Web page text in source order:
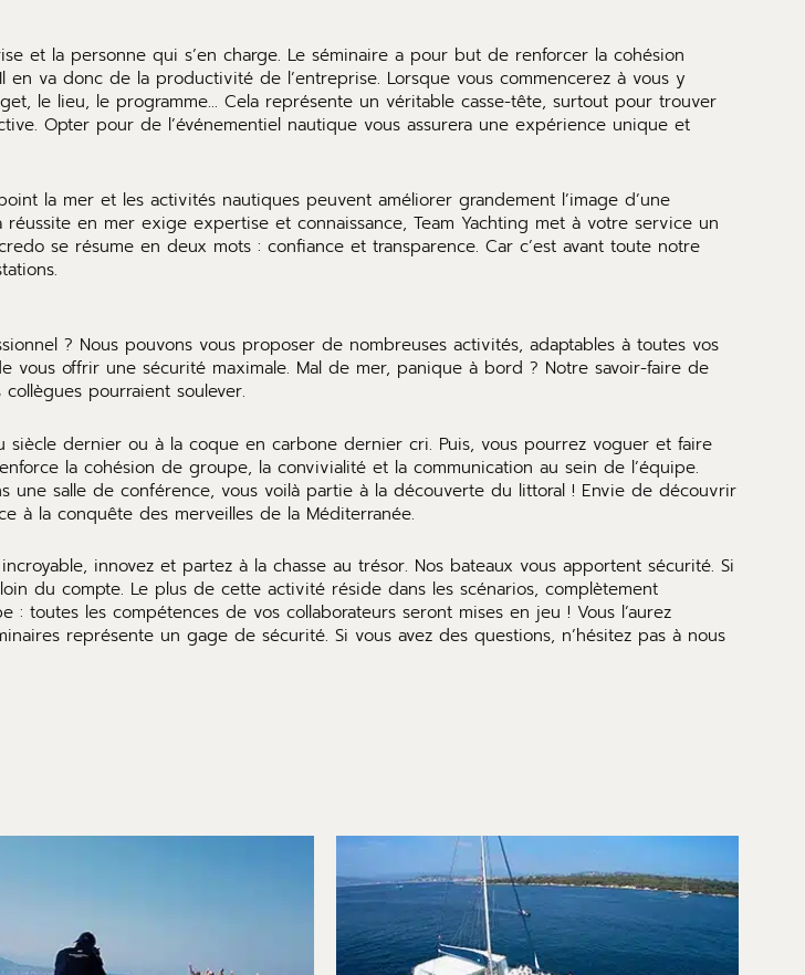
et la personne qui s’en charge. Le séminaire a pour but de renforcer la cohésion
va donc de la productivité de l’entreprise. Lorsque vous commencerez à vous y
le lieu, le programme… Cela représente un véritable casse-tête, surtout pour trouver
Opter pour de l’événementiel nautique vous assurera une expérience unique et
la mer et les activités nautiques peuvent améliorer grandement l’image d’une
en mer exige expertise et connaissance, Team Yachting met à votre service un
se résume en deux mots : confiance et transparence. Car c’est avant toute notre
? Nous pouvons vous proposer de nombreuses activités, adaptables à toutes vos
offrir une sécurité maximale. Mal de mer, panique à bord ? Notre savoir-faire de
pourraient soulever.
dernier ou à la coque en carbone dernier cri. Puis, vous pourrez voguer et faire
la cohésion de groupe, la convivialité et la communication au sein de l’équipe.
une salle de conférence, vous voilà partie à la découverte du littoral ! Envie de découvrir
à la conquête des merveilles de la Méditerranée.
innovez et partez à la chasse au trésor. Nos bateaux vous apportent sécurité. Si
du compte. Le plus de cette activité réside dans les scénarios, complètement
toutes les compétences de vos collaborateurs seront mises en jeu ! Vous l’aurez
représente un gage de sécurité. Si vous avez des questions, n’hésitez pas à nous